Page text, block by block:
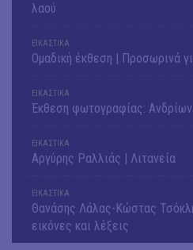
λαού
ΕΙΚΑΣΤΙΚΑ
Ομαδική έκθεση | Προσωρινά
ΕΙΚΑΣΤΙΚΑ
Έκθεση φωτογραφίας: Ανδρίων
ΕΙΚΑΣΤΙΚΑ
Αργύρης Ραλλιάς | Λιτανεία
ΕΙΚΑΣΤΙΚΑ
Θανάσης Λάλας-Κώστας
εικόνες και λέξεις